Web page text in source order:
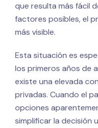
que resulta más fácil
factores posibles, el
más visible.
Esta situación es
los primeros años de
existe una elevada
privadas. Cuando el
opciones
simplificar la decisión